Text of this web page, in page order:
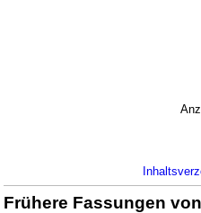
Frühere Fassungen von